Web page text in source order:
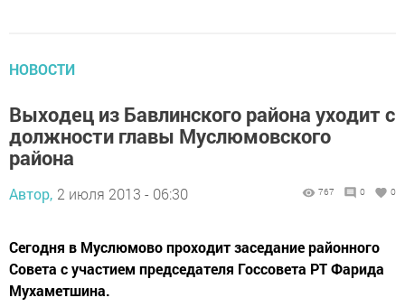
НОВОСТИ
Выходец из Бавлинского района уходит с
должности главы Муслюмовского
района
Автор, 2 июля 2013 - 06:30 767 0 0
Сегодня в Муслюмово проходит заседание районного
Совета с участием председателя Госсовета РТ Фарида
Мухаметшина.